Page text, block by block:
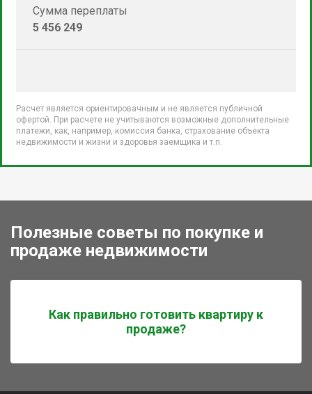
Сумма переплаты
5 456 249
Расчет является ориентировачным и не является публичной
офертой. При расчете не учитываются возможные дополнительные
платежи, как, например, комиссия банка, страхование объекта
недвижимости и жизни и здоровья заемщика и т.п.
Полезные советы по покупке и
продаже недвижимости
Как правильно готовить квартиру к
продаже?